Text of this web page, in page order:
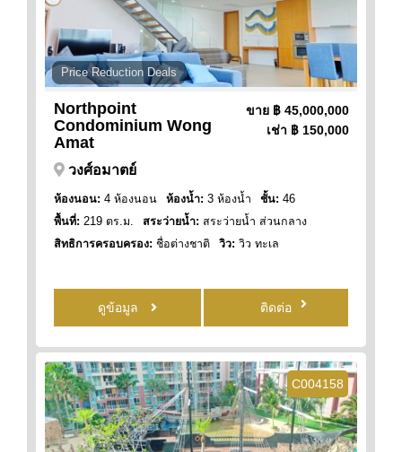
Price Reduction Deals
Northpoint
Condominium Wong
Amat
ขาย ฿ 45,000,000
เช่า ฿ 150,000
วงศ์อมาตย์
ห้องนอน: 4 ห้องนอน ห้องน้ำ: 3 ห้องน้ำ ชั้น: 46
พื้นที่: 219 ตร.ม. สระว่ายน้ำ: สระว่ายน้ำ ส่วนกลาง
สิทธิการครอบครอง: ชื่อต่างชาติ วิว: วิว ทะเล
ดูข้อมูล ติดต่อ
C004158